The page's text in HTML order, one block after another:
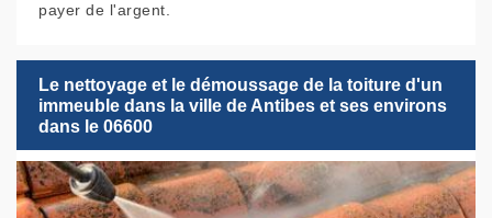
payer de l'argent.
Le nettoyage et le démoussage de la toiture d'un
immeuble dans la ville de Antibes et ses environs
dans le 06600